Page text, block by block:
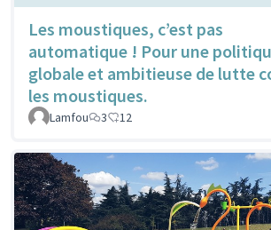
Les moustiques, c’est pas
automatique ! Pour une
globale et ambitieuse de lutte
les moustiques.
Lamfou 3 12